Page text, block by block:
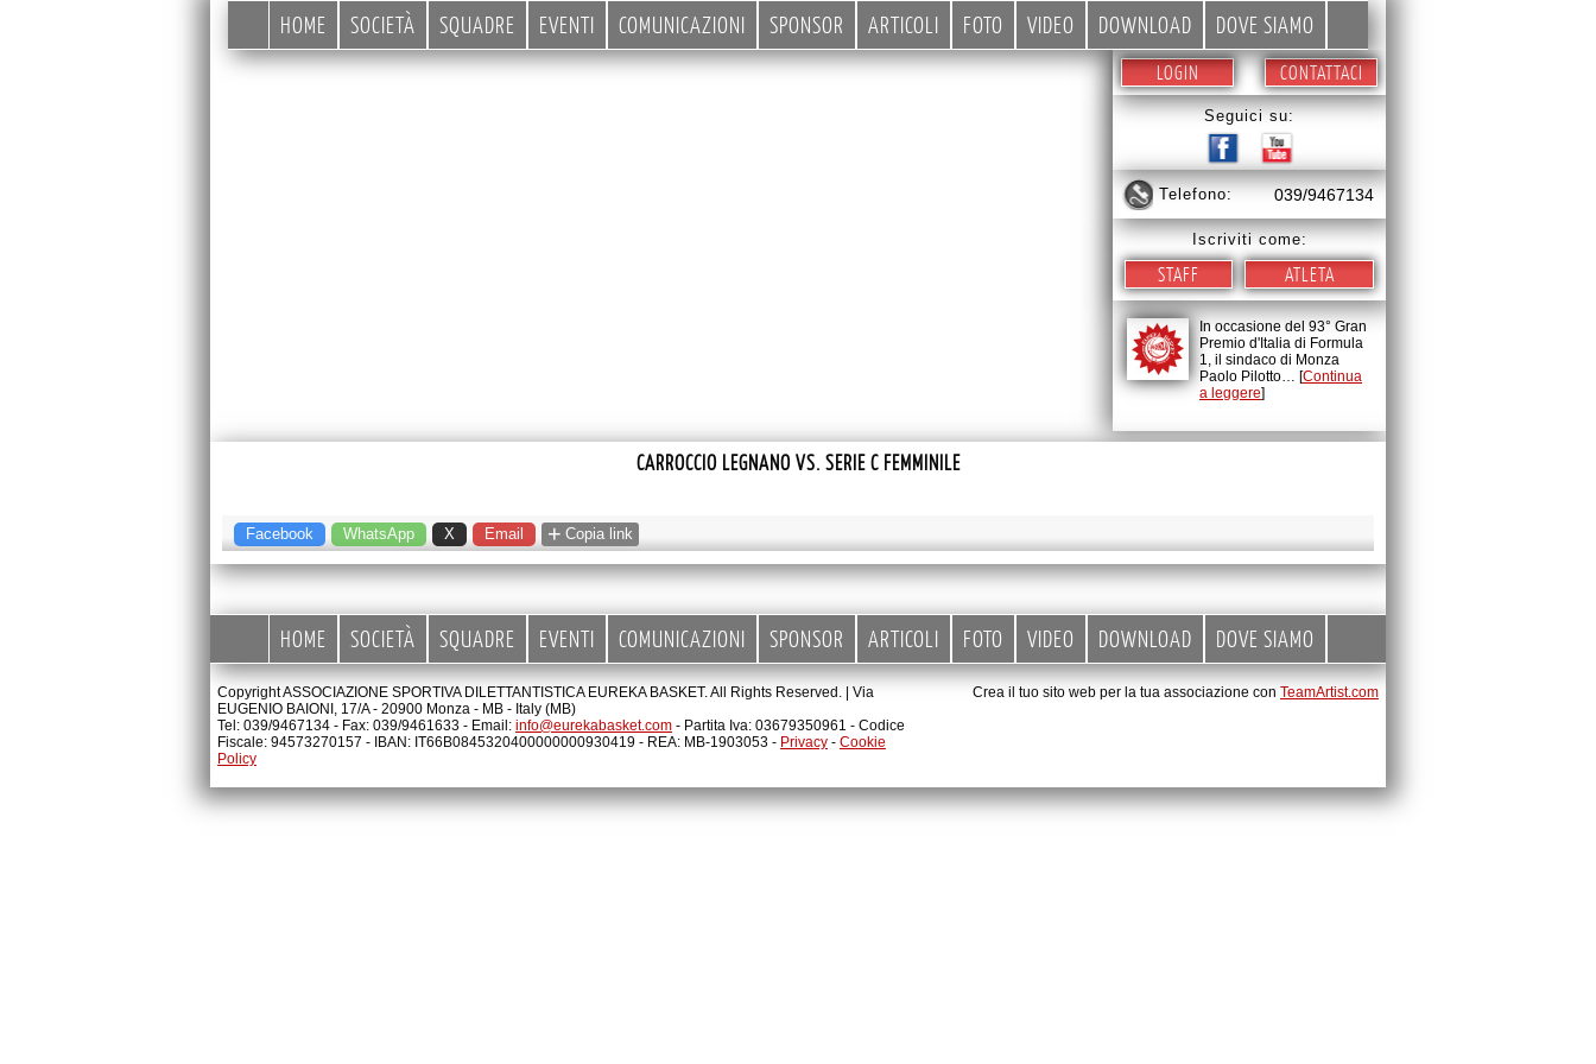
HOME SOCIETÀ SQUADRE EVENTI COMUNICAZIONI SPONSOR ARTICOLI FOTO VIDEO DOWNLOAD DOVE SIAMO
LOGIN CONTATTACI
Seguici su:
telefono: 039/9467134
Iscriviti come:
STAFF ATLETA
In occasione del 93° Gran
Premio d'Italia di Formula
1, il sindaco di Monza
Paolo Pilotto… [Continua
a leggere]
CARROCCIO LEGNANO VS. SERIE C FEMMINILE
Facebook WhatsApp X Email + Copia link
HOME SOCIETÀ SQUADRE EVENTI COMUNICAZIONI SPONSOR ARTICOLI FOTO VIDEO DOWNLOAD DOVE SIAMO
Copyright ASSOCIAZIONE SPORTIVA DILETTANTISTICA EUREKA BASKET. All Rights Reserved. | Via
EUGENIO BAIONI, 17/A - 20900 Monza - MB - Italy (MB)
Tel: 039/9467134 - Fax: 039/9461633 - Email: info@eurekabasket.com - Partita Iva: 03679350961 - Codice
Fiscale: 94573270157 - IBAN: IT66B0845320400000000930419 - REA: MB-1903053 - Privacy - Cookie
Policy
Crea il tuo sito web per la tua associazione con TeamArtist.com